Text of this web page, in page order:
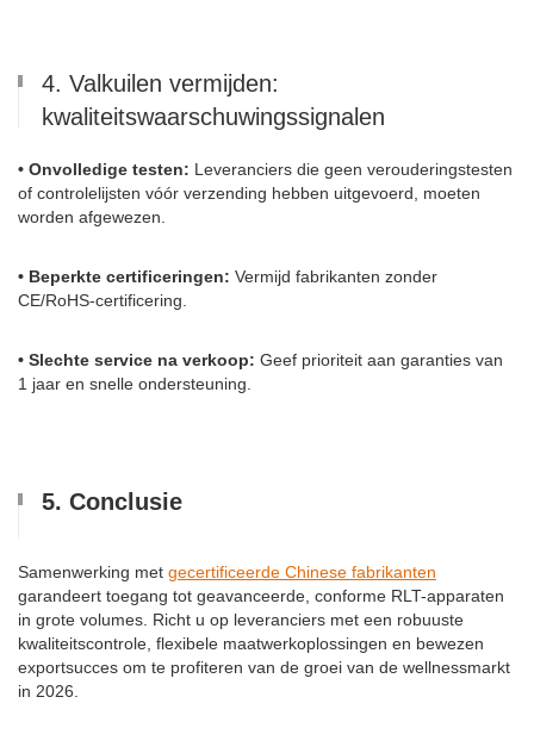
4. Valkuilen vermijden:
kwaliteitswaarschuwingssignalen
• Onvolledige testen: Leveranciers die geen verouderingstesten
of controlelijsten vóór verzending hebben uitgevoerd, moeten
worden afgewezen.
• Beperkte certificeringen: Vermijd fabrikanten zonder
CE/RoHS-certificering.
• Slechte service na verkoop: Geef prioriteit aan garanties van
1 jaar en snelle ondersteuning.
5. Conclusie
Samenwerking met gecertificeerde Chinese fabrikanten
garandeert toegang tot geavanceerde, conforme RLT-apparaten
in grote volumes. Richt u op leveranciers met een robuuste
kwaliteitscontrole, flexibele maatwerkoplossingen en bewezen
exportsucces om te profiteren van de groei van de wellnessmarkt
in 2026.